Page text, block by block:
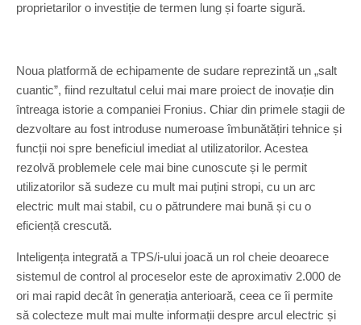
proprietarilor o investiție de termen lung și foarte sigură.
Noua platformă de echipamente de sudare reprezintă un „salt
cuantic”, fiind rezultatul celui mai mare proiect de inovație din
întreaga istorie a companiei Fronius. Chiar din primele stagii de
dezvoltare au fost introduse numeroase îmbunătățiri tehnice și
funcții noi spre beneficiul imediat al utilizatorilor. Acestea
rezolvă problemele cele mai bine cunoscute și le permit
utilizatorilor să sudeze cu mult mai puțini stropi, cu un arc
electric mult mai stabil, cu o pătrundere mai bună și cu o
eficiență crescută.
Inteligența integrată a TPS/i-ului joacă un rol cheie deoarece
sistemul de control al proceselor este de aproximativ 2.000 de
ori mai rapid decât în generația anterioară, ceea ce îi permite
să colecteze mult mai multe informații despre arcul electric și